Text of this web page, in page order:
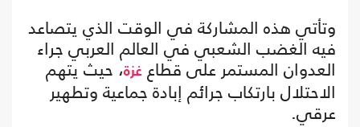
وتأتي هذه المشاركة في الوقت الذي يتصاعد
فيه الغضب الشعبي في العالم العربي جراء
العدوان المستمر على قطاع غزة، حيث يتهم
الاحتلال بارتكاب جرائم إبادة جماعية وتطهير
عرقي.